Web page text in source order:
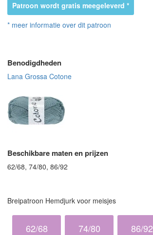
Patroon wordt gratis meegeleverd *
* meer informatie over dit patroon
Benodigdheden
Lana Grossa Cotone
Beschikbare maten en prijzen
62/68, 74/80, 86/92
Breipatroon Hemdjurk voor meisjes
62/68 74/80 86/92